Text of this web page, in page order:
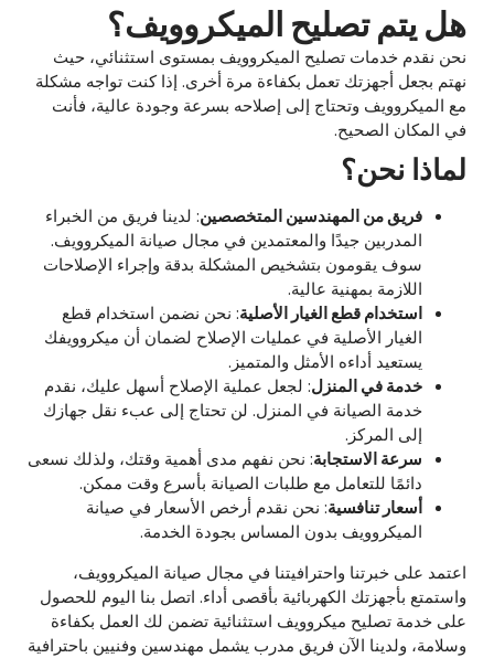
هل يتم تصليح الميكروويف؟
نحن نقدم خدمات تصليح الميكروويف بمستوى استثنائي، حيث
نهتم بجعل أجهزتك تعمل بكفاءة مرة أخرى. إذا كنت تواجه مشكلة
مع الميكروويف وتحتاج إلى إصلاحه بسرعة وجودة عالية، فأنت
في المكان الصحيح.
لماذا نحن؟
فريق من المهندسين المتخصصين: لدينا فريق من الخبراء
المدربين جيدًا والمعتمدين في مجال صيانة الميكروويف.
سوف يقومون بتشخيص المشكلة بدقة وإجراء الإصلاحات
اللازمة بمهنية عالية.
استخدام قطع الغيار الأصلية: نحن نضمن استخدام قطع
الغيار الأصلية في عمليات الإصلاح لضمان أن ميكروويفك
يستعيد أداءه الأمثل والمتميز.
خدمة في المنزل: لجعل عملية الإصلاح أسهل عليك، نقدم
خدمة الصيانة في المنزل. لن تحتاج إلى عبء نقل جهازك
إلى المركز.
سرعة الاستجابة: نحن نفهم مدى أهمية وقتك، ولذلك نسعى
دائمًا للتعامل مع طلبات الصيانة بأسرع وقت ممكن.
أسعار تنافسية: نحن نقدم أرخص الأسعار في صيانة
الميكروويف بدون المساس بجودة الخدمة.
اعتمد على خبرتنا واحترافيتنا في مجال صيانة الميكروويف،
واستمتع بأجهزتك الكهربائية بأقصى أداء. اتصل بنا اليوم للحصول
على خدمة تصليح ميكروويف استثنائية تضمن لك العمل بكفاءة
وسلامة، ولدينا الآن فريق مدرب يشمل مهندسين وفنيين باحترافية